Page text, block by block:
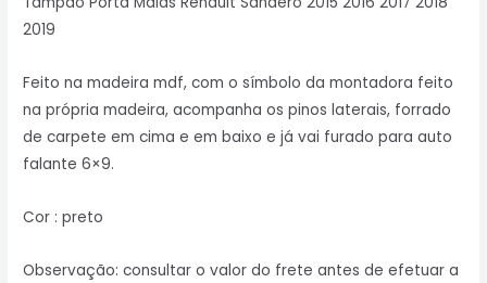
2019
Feito na madeira mdf, com o símbolo da montadora feito
na própria madeira, acompanha os pinos laterais, forrado
de carpete em cima e em baixo e já vai furado para auto
falante 6×9.
Cor : preto
Observação: consultar o valor do frete antes de efetuar a